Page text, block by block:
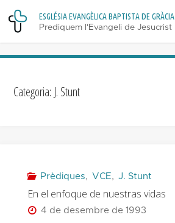
Skip
content
ESGLÉSIAEVANGÈLICABAPTISTADE GRÀCIA
Prediquem l'Evangeli de Jesucrist
Categoria: J. Stunt
Prèdiques, VCE, J. Stunt
En el enfoque de nuestras vidas
4 de desembre de 1993